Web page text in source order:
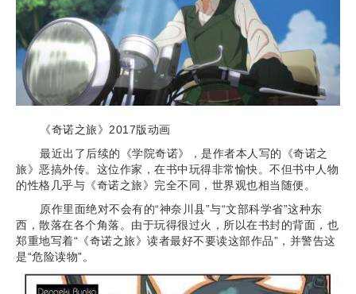
《奇诺之旅》2017版动画
最近出了后续的《学院奇诺》，是作者本人写的《奇诺之
旅》恶搞外传。这位作家，在书中玩得非常愉快。不但书中人物
的性格几乎与《奇诺之旅》完全不同，世界观也相当随便。
原作里面绝对不会有的“神奈川县”与“文部科学省”这种东
西，散落在各个角落。由于玩得很过火，所以在书封的背面，也
郑重地写着“《奇诺之旅》读者最好不要读这部作品”，并警告这
是“危险读物”。